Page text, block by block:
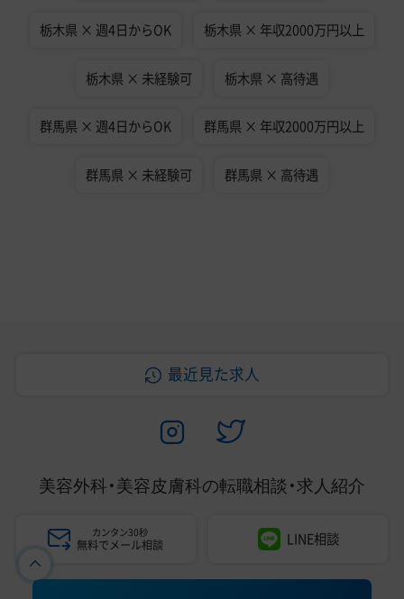
栃木県 × 週4日からOK 栃木県 × 年収2000万円以上
栃木県 × 未経験可 栃木県 × 高待遇
群馬県 × 週4日からOK 群馬県 × 年収2000万円以上
群馬県 × 未経験可 群馬県 × 高待遇
最近見た求人
美容外科・美容皮膚科の転職相談・求人紹介
カンタン30秒
無料でメール相談 LINE相談